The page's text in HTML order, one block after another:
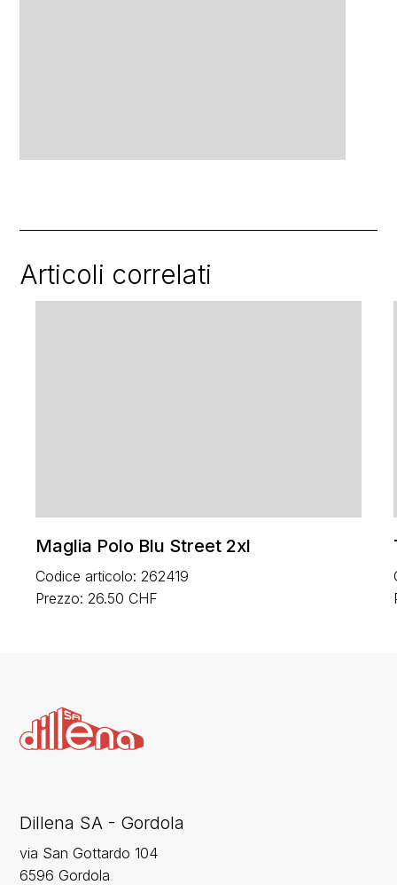
Articoli correlati
Maglia Polo Blu Street 2xl
Codice articolo: 262419
Prezzo: 26.50 CHF
Dillena SA - Gordola
via San Gottardo 104
6596 Gordola